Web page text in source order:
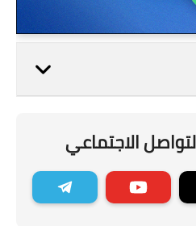
الاجتماعي